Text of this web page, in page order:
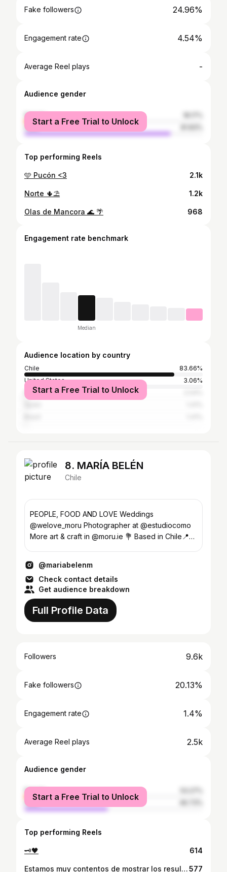
Fake followers 24.96%
Engagement rate 4.54%
Average Reel plays -
Audience gender
female
male
Start a Free Trial to Unlock
Top performing Reels
🩵 Pucón <3 2.1k
Norte 🌵⛱️ 1.2k
Olas de Mancora 🌊 🌴 968
Engagement rate benchmark
Median
Audience location by country
Chile
83.66%
United States
3.06%
Mexico
Start a Free Trial to Unlock
8. MARÍA BELÉN
Chile
PEOPLE, FOOD AND LOVE Weddings
@welove_moru Photographer at @estudiocomo
More art & craft in @moru.ie 💐 Based in Chile📍
@mariabelenm
Check contact details
Get audience breakdown
Full Profile Data
Followers 9.6k
Fake followers 20.13%
Engagement rate 1.4%
Average Reel plays 2.5k
Audience gender
female
male
Start a Free Trial to Unlock
Top performing Reels
🗝️🖤 614
Estamos muy contentos de mostrar los resultados de nuestro reciente Taller de Retrato Análogo en 35mm dirigido por @mariabelenm 💙Nos encanta que cada retrato sea una obra única que destaca tanto el buen manejo de la luz natural, como la creatividad de todos los participantes. Agradecemos una vez más a quienes asistieron al taller, por su entusiasmo y dedicación ✨Y agradecemos también de manera especial a nuestras modelos @betha.aa y @antoniaamontoya , que hicieron posibles estos retratos gracias a su profesionalismo y entrega. No podemos esperar para encontrarnos en un próximo taller!577